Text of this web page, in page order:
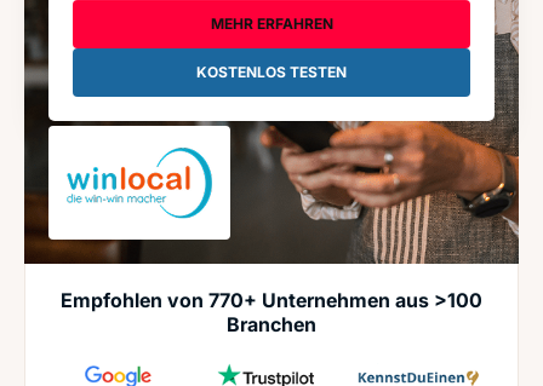
MEHR ERFAHREN
KOSTENLOS TESTEN
Empfohlen von 770+ Unternehmen aus >100
Branchen